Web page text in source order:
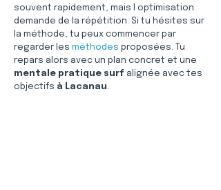
souvent rapidement, mais l optimisation
demande de la répétition. Si tu hésites sur
la méthode, tu peux commencer par
regarder les méthodes proposées. Tu
repars alors avec un plan concret et une
mentale pratique surf alignée avec tes
objectifs à Lacanau.